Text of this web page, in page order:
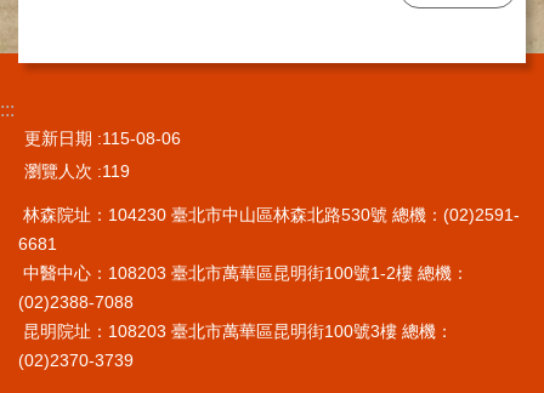
特
色
醫
師
簡
介
健
康
:::
更新日期
115-08-06
瀏覽人次
119
林森院址：104230 臺北市中山區林森北路530號 總機：(02)2591-
6681
中醫中心：108203 臺北市萬華區昆明街100號1-2樓 總機：
(02)2388-7088
昆明院址：108203 臺北市萬華區昆明街100號3樓 總機：
(02)2370-3739